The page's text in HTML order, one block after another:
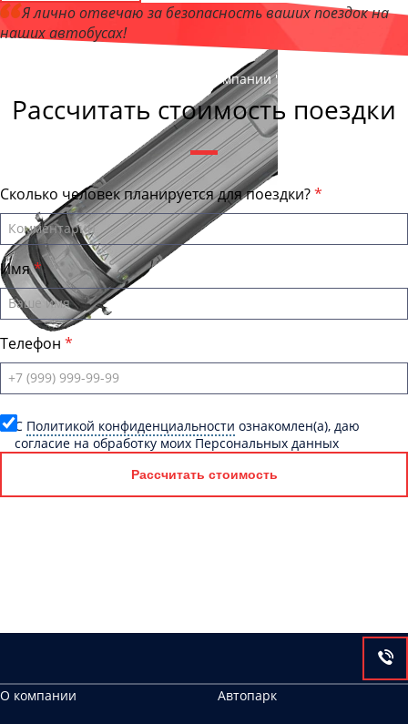
Я лично отвечаю за безопасность ваших поездок на
наших автобусах!
, директор компании "ЛипецкБас"
Рассчитать стоимость поездки
Сколько человек планируется для поездки?
Имя
Телефон
C Политикой конфиденциальности ознакомлен(а), даю
согласие на обработку моих Персональных данных
Рассчитать стоимость
О компании
Автопарк